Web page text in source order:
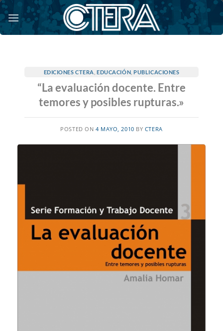
Saltar
al
contenido
EDICIONES CTERA ,EDUCACIÓN ,PUBLICACIONES
“La evaluación docente. Entre
temores y posibles rupturas.»
POSTED ON 4 MAYO, 2010 BY CTERA